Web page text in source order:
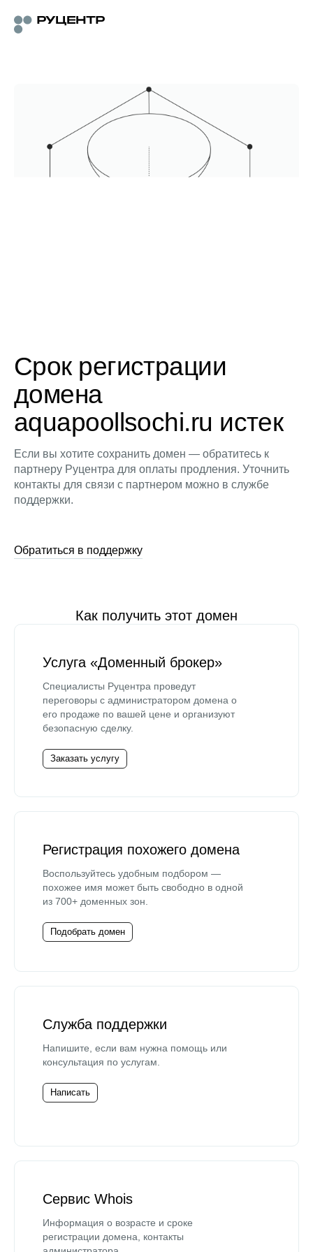
Срок регистрации
домена
aquapoollsochi.ru истек
Если вы хотите сохранить домен — обратитесь к
партнеру Руцентра для оплаты продления. Уточнить
контакты для связи с партнером можно в службе
поддержки.
Обратиться в поддержку
Как получить этот домен
Услуга «Доменный брокер»
Специалисты Руцентра проведут
переговоры с администратором домена о
его продаже по вашей цене и организуют
безопасную сделку.
Заказать услугу
Регистрация похожего домена
Воспользуйтесь удобным подбором —
похожее имя может быть свободно в одной
из 700+ доменных зон.
Подобрать домен
Служба поддержки
Напишите, если вам нужна помощь или
консультация по услугам.
Написать
Сервис Whois
Информация о возрасте и сроке
регистрации домена, контакты